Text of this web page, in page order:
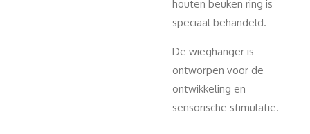
houten beuken ring is
speciaal behandeld.
De wieghanger is
ontworpen voor de
ontwikkeling en
sensorische stimulatie.